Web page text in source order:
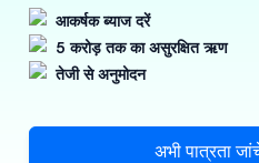
फाइनेंस
पर ऋण
लॉजिस्टिक्स साझा करें
कागज़, पॉलिमर और औद्योगिक रसायन
शक्ति, सौर और लघु उपकरण
आकर्षक ब्याज दरें
5 करोड़ तक का असुरक्षित ऋण
तेजी से अनुमोदन
अभी पात्रता